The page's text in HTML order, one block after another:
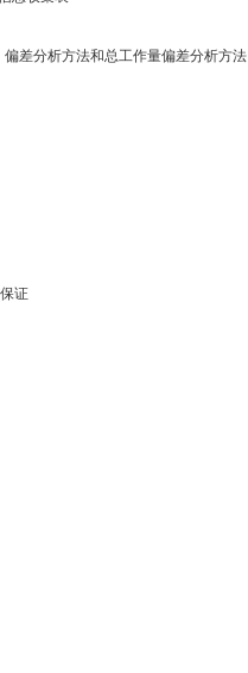
差分析方法和总工作量偏差分析方法
证